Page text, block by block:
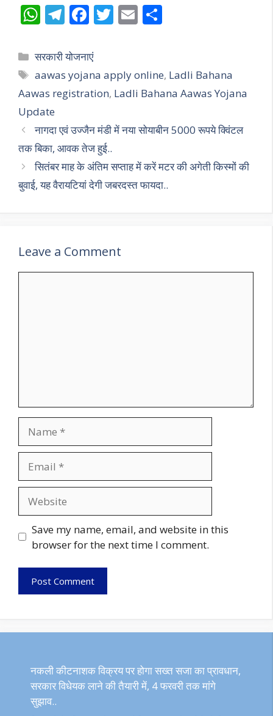
W
h
at
s
A
p
p
T
el
e
gr
a
F
ac
e
b
o
k
T
w
er
E
m
l e
Categories
सरकारी योजनाएं
Tags
aawas yojana apply online, Ladli Bahana
Aawas registration, Ladli Bahana Aawas Yojana
Update
नागदा एवं उज्जैन मंडी में नया सोयाबीन 5000 रूपये क्विंटल
तक बिका, आवक तेज हुई..
सितंबर माह के अंतिम सप्ताह में करें मटर की अगेती किस्मों की
बुवाई, यह वैरायटियां देगी जबरदस्त फायदा..
Leave a Comment
Save my name, email, and website in this
browser for the next time I comment.
नकली कीटनाशक विक्रय पर होगा सख्त सजा का प्रावधान,
सरकार विधेयक लाने की तैयारी में, 4 फरवरी तक मांगे
सुझाव..